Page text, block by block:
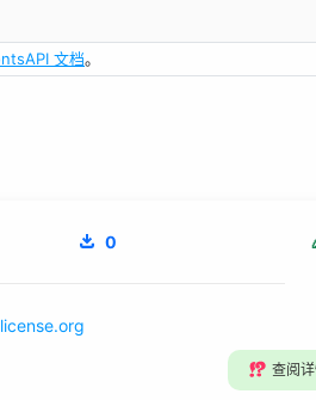
文档。
0
⁉️ 查阅